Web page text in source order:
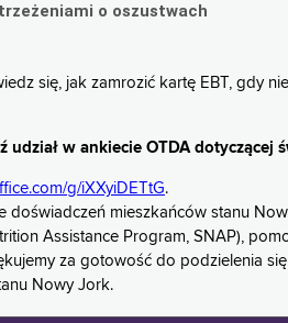
o oszustwach
się, jak zamrozić kartę EBT, gdy
udział w ankiecie OTDA dotyczącej
g/iXXyiDETtG.
doświadczeń mieszkańców stanu
Assistance Program, SNAP),
za gotowość do podzielenia
Nowy Jork.